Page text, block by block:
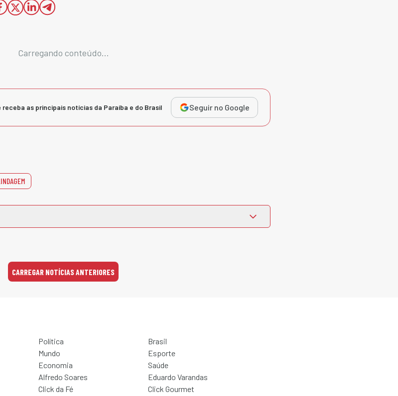
Carregando conteúdo...
receba as principais notícias da Paraíba e do Brasil Seguir no Google
CARREGAR NOTÍCIAS ANTERIORES
Política
Brasil
Mundo
Esporte
Economia
Saúde
Alfredo Soares
Eduardo Varandas
Click da Fé Click Gourmet